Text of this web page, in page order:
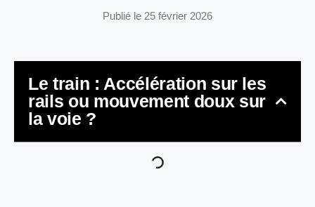
Publié le 25 février 2026
Le train : Accélération sur les
rails ou mouvement doux sur
la voie ?